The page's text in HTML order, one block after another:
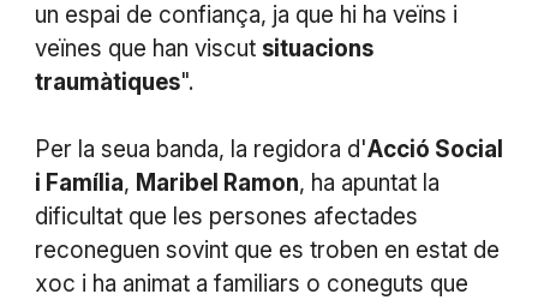
un espai de confiança, ja que hi ha veïns i
veïnes que han viscut situacions
traumàtiques".
Per la seua banda, la regidora d'Acció Social
i Família, Maribel Ramon, ha apuntat la
dificultat que les persones afectades
reconeguen sovint que es troben en estat de
xoc i ha animat a familiars o coneguts que